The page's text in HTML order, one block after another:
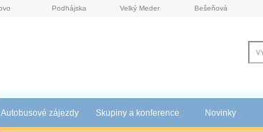
Podhájska Velký Meder Bešeňová
Autobusové zájezdy Skupiny a konference Novinky